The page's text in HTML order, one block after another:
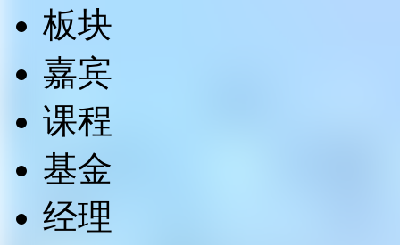
板块
嘉宾
课程
基金
经理